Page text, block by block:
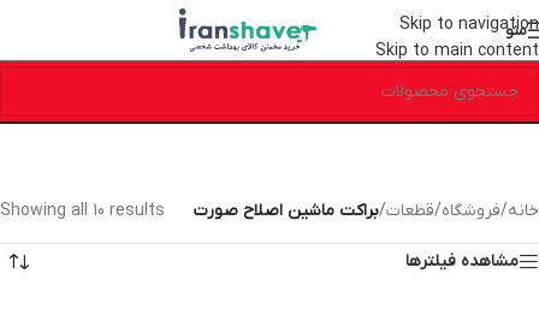
Skip to navigation
Skip to main content
منو
خانه/فروشگاه/قطعات/براکت ماشین اصلاح صورت Showing all 10 results
مشاهده فیلترها